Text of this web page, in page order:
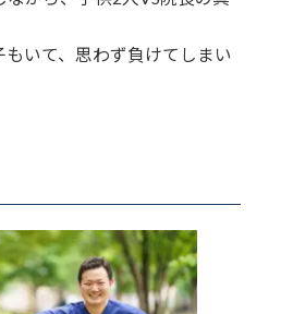
いて、思わず負けてしまい